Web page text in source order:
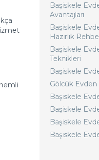
Başiskele
Avantajları
Başiskele
Hazırlık
Başiskele
Teknikleri
Başiskele
Gölcük Evden
Başiskele
Başiskele
Başiskele
Başiskele